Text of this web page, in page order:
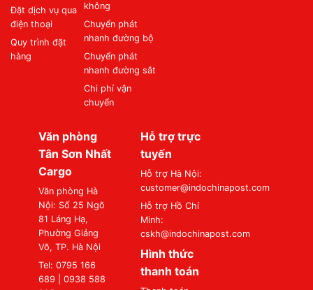
Đặt dịch vụ qua
điện thoại
Quy trình đặt
hàng
không
Chuyển phát
nhanh đường bộ
Chuyển phát
nhanh đường sắt
Chi phí vận
chuyển
Văn phòng
Tân Sơn Nhất
Cargo
Văn phòng Hà
Nội: Số 25 Ngõ
81 Láng Hạ,
Phường Giảng
Võ, TP. Hà Nội
Tel: 0795 166
689 | 0938 588
Hỗ trợ trực
tuyến
Hỗ trợ Hà Nội:
customer@indochinapost.com
Hỗ trợ Hồ Chí
Minh:
cskh@indochinapost.com
Hình thức
thanh toán